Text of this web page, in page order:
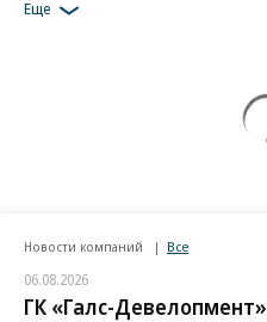
Еще
Новости компаний Все
06.08.2026
ГК «Галс-Девелопмент»